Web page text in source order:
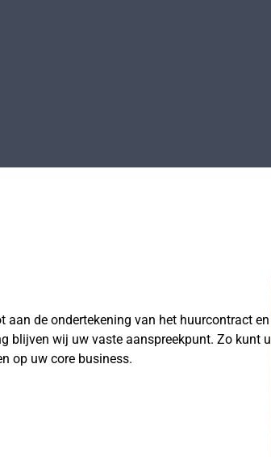
aan de ondertekening van het huurcontract en
blijven wij uw vaste aanspreekpunt. Zo kunt u
op uw core business.